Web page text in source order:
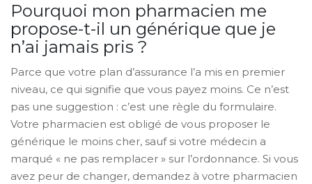
Pourquoi mon pharmacien me
propose-t-il un générique que je
n’ai jamais pris ?
Parce que votre plan d’assurance l’a mis en premier
niveau, ce qui signifie que vous payez moins. Ce n’est
pas une suggestion : c’est une règle du formulaire.
Votre pharmacien est obligé de vous proposer le
générique le moins cher, sauf si votre médecin a
marqué « ne pas remplacer » sur l’ordonnance. Si vous
avez peur de changer, demandez à votre pharmacien